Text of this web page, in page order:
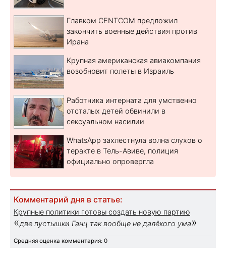
Главком CENTCOM предложил
закончить военные действия против
Ирана
Крупная американская авиакомпания
возобновит полеты в Израиль
Работника интерната для умственно
отсталых детей обвинили в
сексуальном насилии
WhatsApp захлестнула волна слухов о
теракте в Тель-Авиве, полиция
официально опровергла
Комментарий дня в статье:
Крупные политики готовы создать новую партию
«две пустышки Ганц так вообще не далёкого ума»
Средняя оценка комментария: 0